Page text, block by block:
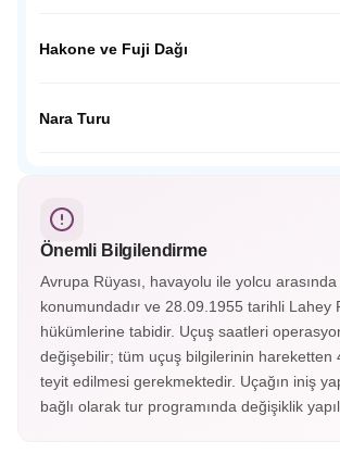
ziyaretimiz sonrası Japon inanışında çok
Hakone ve Fuji Dağı
gezeceğiz. Fuji Dağı’nın etekleri olan 5.
Nara Turu
çevresinde gezinen Nara geyiklerini
Önemli Bilgilendirme
Avrupa Rüyası, havayolu ile yolcu arasında
konumundadır ve 28.09.1955 tarihli Lahey
hükümlerine tabidir. Uçuş saatleri
değişebilir; tüm uçuş bilgilerinin hareketten
teyit edilmesi gerekmektedir. Uçağın iniş
bağlı olarak tur programında değişiklik